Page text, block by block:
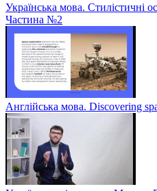
Українська мова. Стилістичні
Частина №2
Англійська мова. Discovering